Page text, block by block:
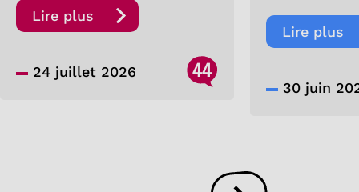
Lire plus
24 juillet 2026 44
Lire plus
30 juin